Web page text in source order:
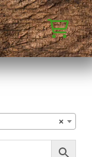
×